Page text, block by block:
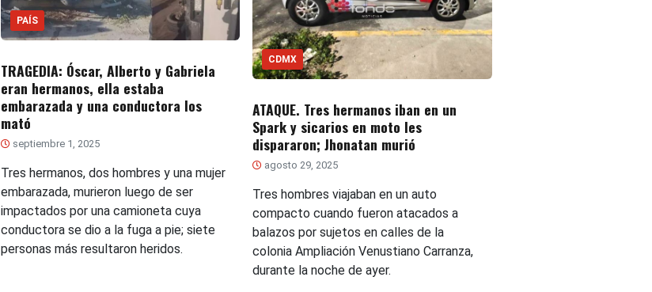
PAÍS
TRAGEDIA: Óscar, Alberto y Gabriela
eran hermanos, ella estaba
embarazada y una conductora los
mató
septiembre 1, 2025
Tres hermanos, dos hombres y una mujer
embarazada, murieron luego de ser
impactados por una camioneta cuya
conductora se dio a la fuga a pie; siete
personas más resultaron heridos.
CDMX
ATAQUE. Tres hermanos iban en un
Spark y sicarios en moto les
dispararon; Jhonatan murió
agosto 29, 2025
Tres hombres viajaban en un auto
compacto cuando fueron atacados a
balazos por sujetos en calles de la
colonia Ampliación Venustiano Carranza,
durante la noche de ayer.